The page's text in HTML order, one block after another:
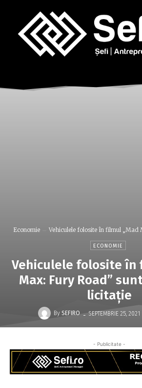
Economie Vehiculele folosite în filmul „Mad
ECONOMIE
Vehiculele folosite în
Max: Fury Road”
licitație
By SEFIRO - SEPTEMBRIE 25, 2021
- Publicitate -